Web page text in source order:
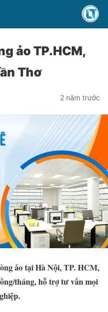
ảo TP.HCM,
Thơ
2 năm trước
ảo tại Hà Nội, TP. HCM,
tháng, hỗ trợ tư vấn mọi